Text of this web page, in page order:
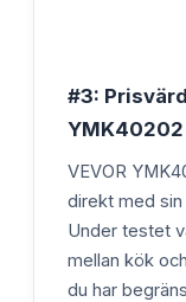
#3:
VEVOR
direkt med
Under testet
mellan kök
du har